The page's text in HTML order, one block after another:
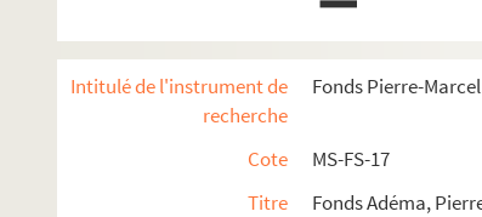
Intitulé de l'instrument de
recherche
Fonds Pierre-
Cote
MS-FS-17
Titre
Fonds Adéma,
Guillaume Apollinaire